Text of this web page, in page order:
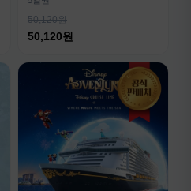
50,120원
50,120원